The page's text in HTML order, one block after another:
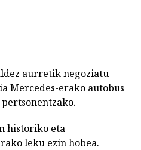
aurretik negoziatu
Mercedes-erako autobus
historiko eta
leku ezin hobea.